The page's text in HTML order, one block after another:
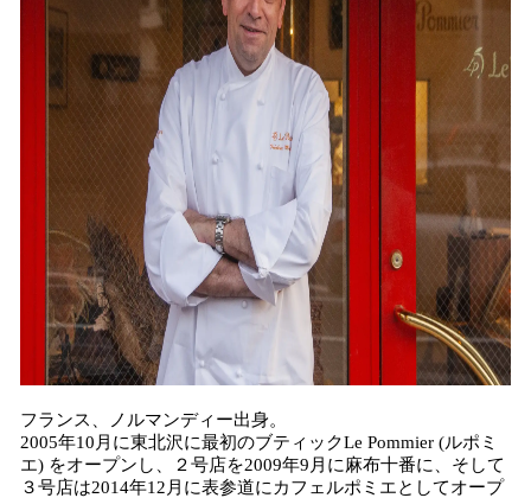
フランス、ノルマンディー出身。
2005年10月に東北沢に最初のブティックLe Pommier (ルポミ
エ) をオープンし、２号店を2009年9月に麻布十番に、そして
３号店は2014年12月に表参道にカフェルポミエとしてオープ